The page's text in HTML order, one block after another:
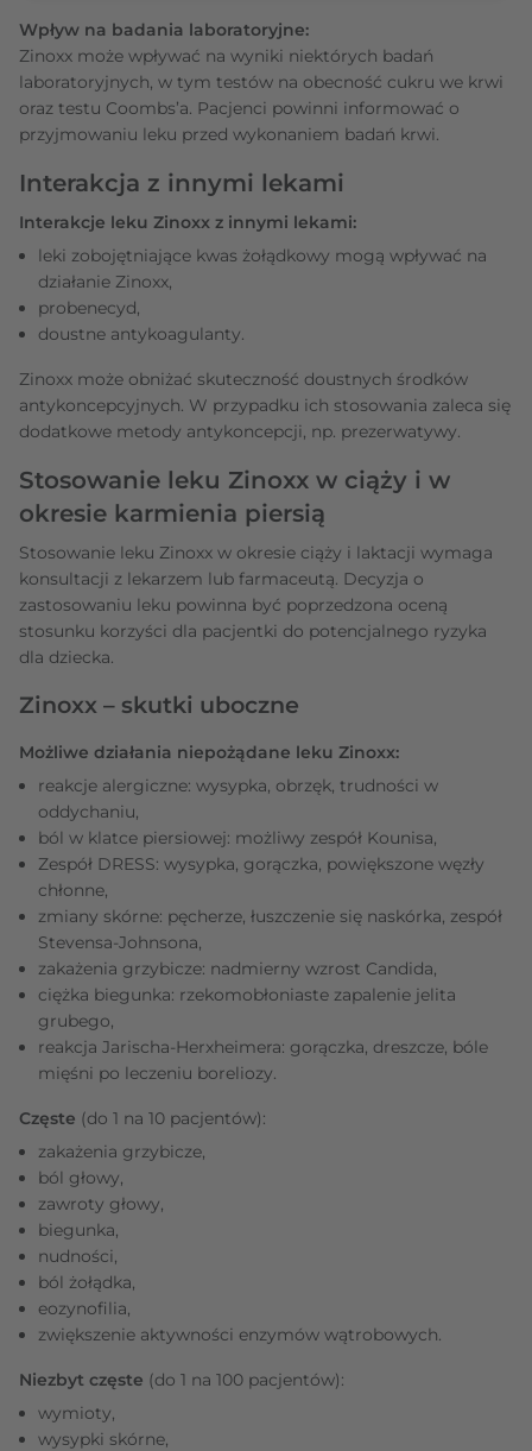
Wpływ na badania laboratoryjne:
Zinoxx może wpływać na wyniki niektórych badań
laboratoryjnych, w tym testów na obecność cukru we krwi
oraz testu Coombs’a. Pacjenci powinni informować o
przyjmowaniu leku przed wykonaniem badań krwi.
Interakcja z innymi lekami
Interakcje leku Zinoxx z innymi lekami:
leki zobojętniające kwas żołądkowy mogą wpływać na
działanie Zinoxx,
probenecyd,
doustne antykoagulanty.
Zinoxx może obniżać skuteczność doustnych środków
antykoncepcyjnych. W przypadku ich stosowania zaleca się
dodatkowe metody antykoncepcji, np. prezerwatywy.
Stosowanie leku Zinoxx w ciąży i w
okresie karmienia piersią
Stosowanie leku Zinoxx w okresie ciąży i laktacji wymaga
konsultacji z lekarzem lub farmaceutą. Decyzja o
zastosowaniu leku powinna być poprzedzona oceną
stosunku korzyści dla pacjentki do potencjalnego ryzyka
dla dziecka.
Zinoxx – skutki uboczne
Możliwe działania niepożądane leku Zinoxx:
reakcje alergiczne: wysypka, obrzęk, trudności w
oddychaniu,
ból w klatce piersiowej: możliwy zespół Kounisa,
Zespół DRESS: wysypka, gorączka, powiększone węzły
chłonne,
zmiany skórne: pęcherze, łuszczenie się naskórka, zespół
Stevensa-Johnsona,
zakażenia grzybicze: nadmierny wzrost Candida,
ciężka biegunka: rzekomobłoniaste zapalenie jelita
grubego,
reakcja Jarischa-Herxheimera: gorączka, dreszcze, bóle
mięśni po leczeniu boreliozy.
Częste (do 1 na 10 pacjentów):
zakażenia grzybicze,
ból głowy,
zawroty głowy,
biegunka,
nudności,
ból żołądka,
eozynofilia,
zwiększenie aktywności enzymów wątrobowych.
Niezbyt częste (do 1 na 100 pacjentów):
wymioty,
wysypki skórne,